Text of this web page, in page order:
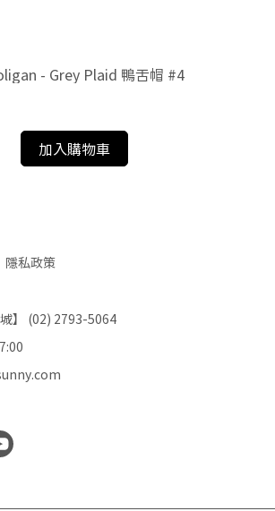
- Grey Plaid 鴨舌帽 #4
加入購物車
隱私政策
】 (02) 2793-5064